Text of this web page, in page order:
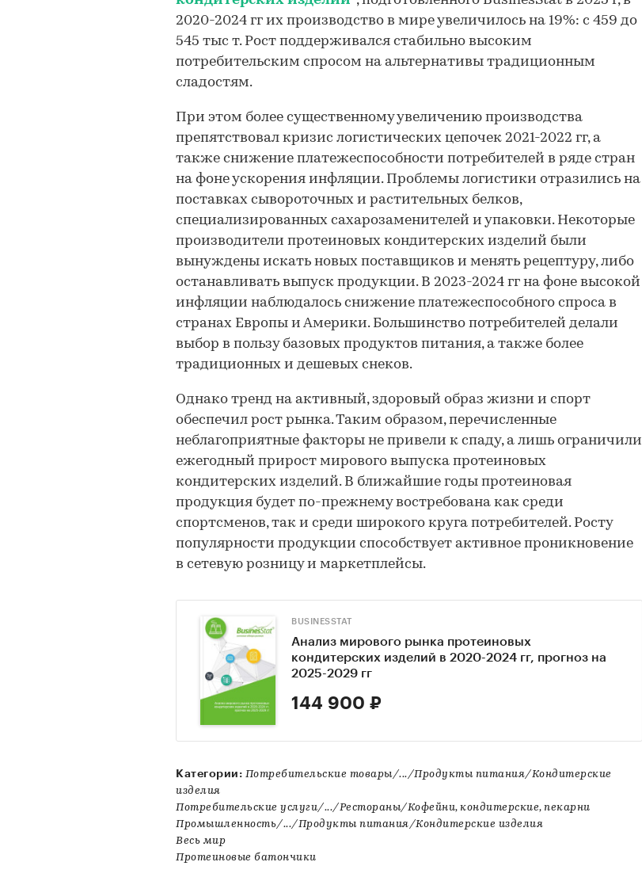
2020-2024 гг их производство в мире увеличилось на 19%: с 459 до
545 тыс т. Рост поддерживался стабильно высоким
потребительским спросом на альтернативы традиционным
сладостям.
При этом более существенному увеличению производства
препятствовал кризис логистических цепочек 2021-2022 гг, а
также снижение платежеспособности потребителей в ряде стран
на фоне ускорения инфляции. Проблемы логистики отразились на
поставках сывороточных и растительных белков,
специализированных сахарозаменителей и упаковки. Некоторые
производители протеиновых кондитерских изделий были
вынуждены искать новых поставщиков и менять рецептуру, либо
останавливать выпуск продукции. В 2023-2024 гг на фоне высокой
инфляции наблюдалось снижение платежеспособного спроса в
странах Европы и Америки. Большинство потребителей делали
выбор в пользу базовых продуктов питания, а также более
традиционных и дешевых снеков.
Однако тренд на активный, здоровый образ жизни и спорт
обеспечил рост рынка. Таким образом, перечисленные
неблагоприятные факторы не привели к спаду, а лишь ограничили
ежегодный прирост мирового выпуска протеиновых
кондитерских изделий. В ближайшие годы протеиновая
продукция будет по-прежнему востребована как среди
спортсменов, так и среди широкого круга потребителей. Росту
популярности продукции способствует активное проникновение
в сетевую розницу и маркетплейсы.
BUSINESSTAT
Анализ мирового рынка протеиновых
кондитерских изделий в 2020-2024 гг, прогноз на
2025-2029 гг
144 900 ₽
Категории: Потребительские товары/.../Продукты питания/Кондитерские
изделия
Потребительские услуги/.../Рестораны/Кофейни, кондитерские, пекарни
Промышленность/.../Продукты питания/Кондитерские изделия
Весь мир
Протеиновые батончики